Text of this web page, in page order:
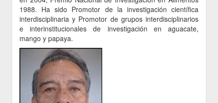
1988. Ha sido Promotor de la investigación científica
interdisciplinaria y Promotor de grupos interdisciplinarios
e interinstitucionales de investigación en aguacate,
mango y papaya.